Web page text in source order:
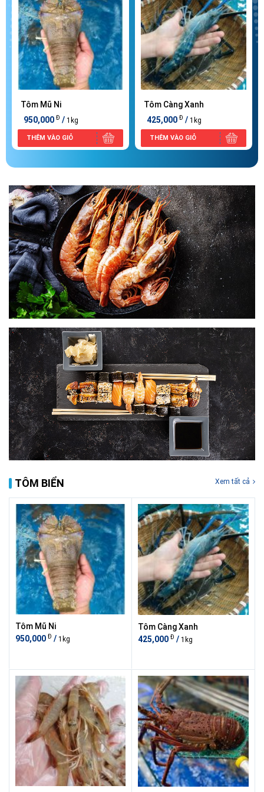
Tôm Mũ Ni
950,000 Đ / 1kg
THÊM VÀO GIỎ
Tôm Càng Xanh
425,000 Đ / 1kg
THÊM VÀO GIỎ
TÔM BIỂN Xem tất cả
Tôm Mũ Ni
950,000 Đ / 1kg
Tôm Càng Xanh
425,000 Đ / 1kg